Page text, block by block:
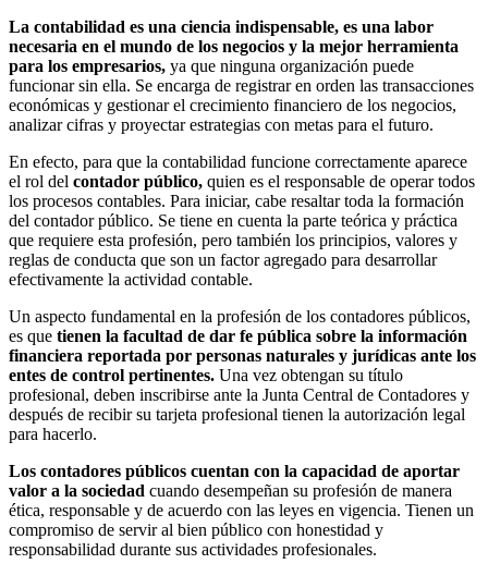
La contabilidad es una ciencia indispensable, es una labor
necesaria en el mundo de los negocios y la mejor herramienta
para los empresarios, ya que ninguna organización puede
funcionar sin ella. Se encarga de registrar en orden las transacciones
económicas y gestionar el crecimiento financiero de los negocios,
analizar cifras y proyectar estrategias con metas para el futuro.
En efecto, para que la contabilidad funcione correctamente aparece
el rol del contador público, quien es el responsable de operar todos
los procesos contables. Para iniciar, cabe resaltar toda la formación
del contador público. Se tiene en cuenta la parte teórica y práctica
que requiere esta profesión, pero también los principios, valores y
reglas de conducta que son un factor agregado para desarrollar
efectivamente la actividad contable.
Un aspecto fundamental en la profesión de los contadores públicos,
es que tienen la facultad de dar fe pública sobre la información
financiera reportada por personas naturales y jurídicas ante los
entes de control pertinentes. Una vez obtengan su título
profesional, deben inscribirse ante la Junta Central de Contadores y
después de recibir su tarjeta profesional tienen la autorización legal
para hacerlo.
Los contadores públicos cuentan con la capacidad de aportar
valor a la sociedad cuando desempeñan su profesión de manera
ética, responsable y de acuerdo con las leyes en vigencia. Tienen un
compromiso de servir al bien público con honestidad y
responsabilidad durante sus actividades profesionales.